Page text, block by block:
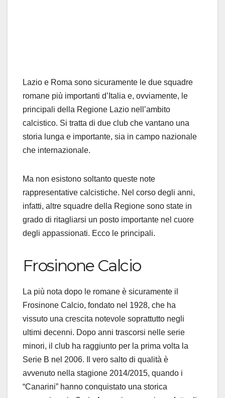
Lazio e Roma sono sicuramente le due squadre
romane più importanti d’Italia e, ovviamente, le
principali della Regione Lazio nell’ambito
calcistico. Si tratta di due club che vantano una
storia lunga e importante, sia in campo nazionale
che internazionale.
Ma non esistono soltanto queste note
rappresentative calcistiche. Nel corso degli anni,
infatti, altre squadre della Regione sono state in
grado di ritagliarsi un posto importante nel cuore
degli appassionati. Ecco le principali.
Frosinone Calcio
La più nota dopo le romane è sicuramente il
Frosinone Calcio, fondato nel 1928, che ha
vissuto una crescita notevole soprattutto negli
ultimi decenni. Dopo anni trascorsi nelle serie
minori, il club ha raggiunto per la prima volta la
Serie B nel 2006. Il vero salto di qualità è
avvenuto nella stagione 2014/2015, quando i
“Canarini” hanno conquistato una storica